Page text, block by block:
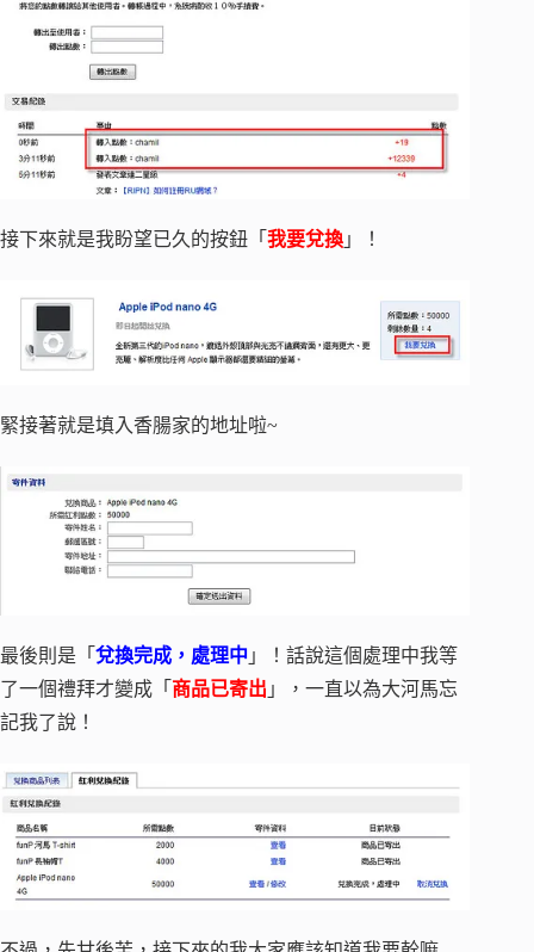
接下來就是我盼望已久的按鈕「 我要兌換 」！
緊接著就是填入香腸家的地址啦~
最後則是「 兌換完成，處理中 」！話說這個處理中我等
了一個禮拜才變成「 商品已寄出 」，一直以為大河馬忘
記我了說！